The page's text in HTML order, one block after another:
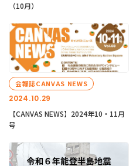
（10月）
2024.10.29
会報誌CANVAS NEWS
【CANVAS NEWS】2024年10・11月
号